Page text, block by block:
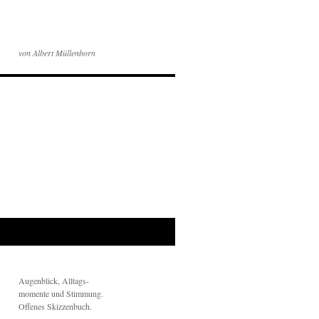
von Albert Müllenborn
Augenblick, Alltags-
momente und Stimmung.
Offenes Skizzenbuch.